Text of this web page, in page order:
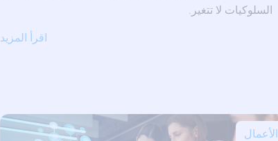
السلوكيات لا تتغير.
اقرأ المزيد
الأعمال